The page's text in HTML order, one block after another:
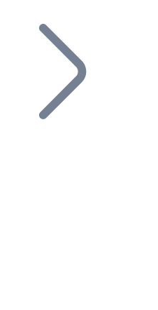
en tu negocio y permite que
ecosistema.
ecosistema.